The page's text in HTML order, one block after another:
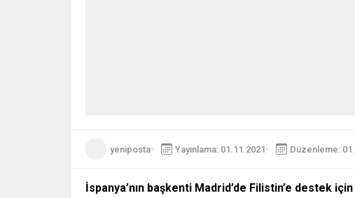
yeniposta Yayınlama: 01.11.2021 Düzenleme:
İspanya’nın başkenti Madrid’de Filistin’e destek